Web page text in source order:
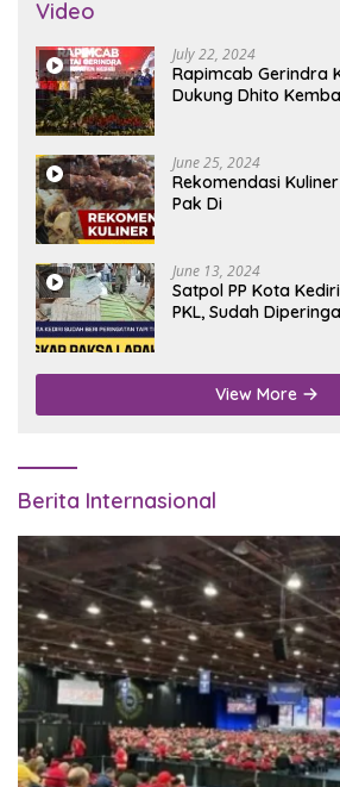
Video
July 22, 2024
Rapimcab Gerindra
Dukung Dhito
June 25, 2024
Rekomendasi
Pak Di
June 13, 2024
Satpol PP Kota
PKL, Sudah
View More
Berita Internasional